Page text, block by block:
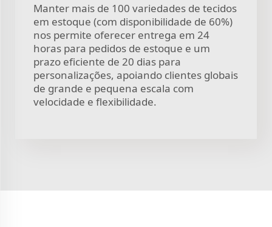
Manter mais de 100 variedades de tecidos
em estoque (com disponibilidade de 60%)
nos permite oferecer entrega em 24
horas para pedidos de estoque e um
prazo eficiente de 20 dias para
personalizações, apoiando clientes globais
de grande e pequena escala com
velocidade e flexibilidade.